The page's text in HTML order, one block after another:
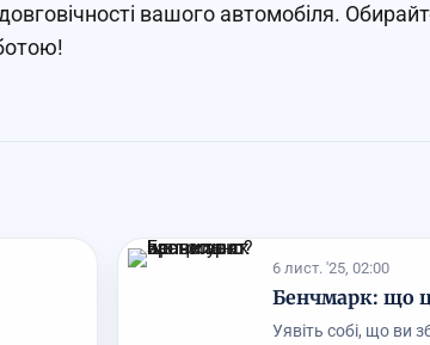
вашого автомобіля.
6 лист. '25, 02:00
Бенчмарк: що
Уявіть собі, що ви